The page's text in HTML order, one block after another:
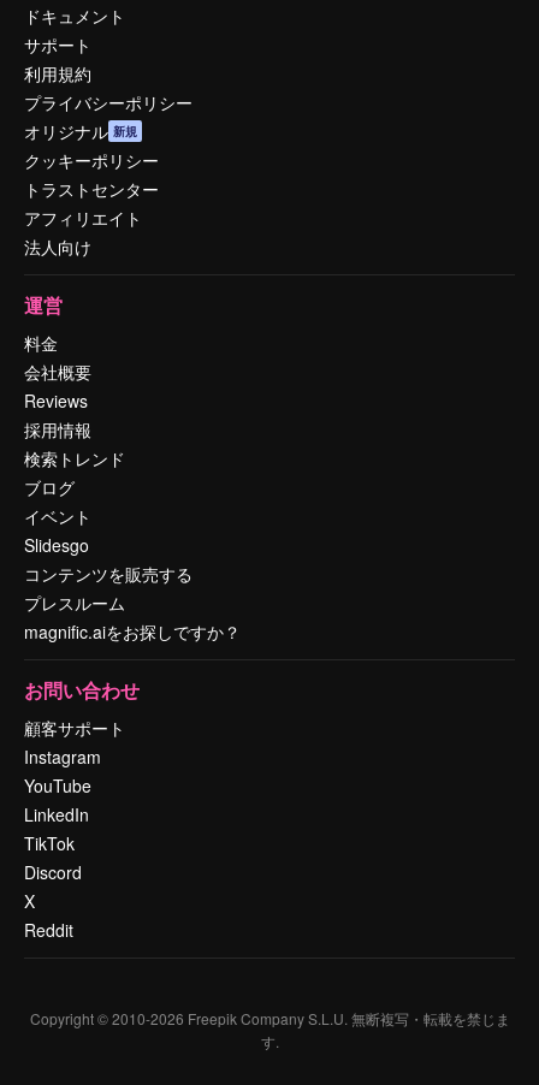
ドキュメント
サポート
利用規約
プライバシーポリシー
オリジナル 新規
クッキーポリシー
トラストセンター
アフィリエイト
法人向け
運営
料金
会社概要
Reviews
採用情報
検索トレンド
ブログ
イベント
Slidesgo
コンテンツを販売する
プレスルーム
magnific.aiをお探しですか？
お問い合わせ
顧客サポート
Instagram
YouTube
LinkedIn
TikTok
Discord
X
Reddit
Copyright © 2010-2026 Freepik Company S.L.U. 無断複写・転載を禁じま
す.